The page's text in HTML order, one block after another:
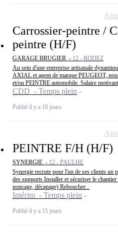
Carrossier-peintre /
peintre (H/F)
GARAGE BRUGIER - 12 - RODEZ
Au sein d'une entreprise artisanale
AXIAL et agent de marque PEUGEOT,
et/ou PEINTRE automobile. Salaire
CDD - Temps plein
Publié il y a 10 jours
PEINTRE F/H (H/F)
SYNERGIE - 12 - PAULHE
Synergie recrute pour l'un de ses clients un
des supports Installer et sécuriser le
ponçage, décapage) Reboucher...
Intérim - Temps plein
Publié il y a 15 jours